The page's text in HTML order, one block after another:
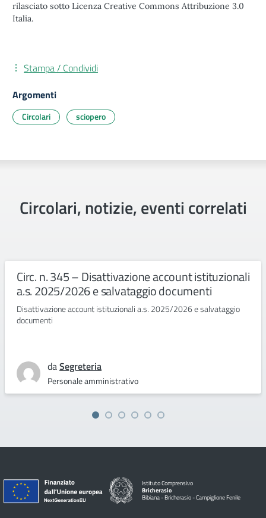
rilasciato sotto Licenza Creative Commons Attribuzione 3.0
Italia.
Stampa / Condividi
Argomenti
Circolari sciopero
Circolari, notizie, eventi correlati
Circ. n. 345 – Disattivazione account istituzionali
a.s. 2025/2026 e salvataggio documenti
Disattivazione account istituzionali a.s. 2025/2026 e salvataggio
documenti
daSegreteria
Personale amministrativo
Istituto Comprensivo
Bricherasio
Bibiana - Bricherasio - Campiglione Fenile